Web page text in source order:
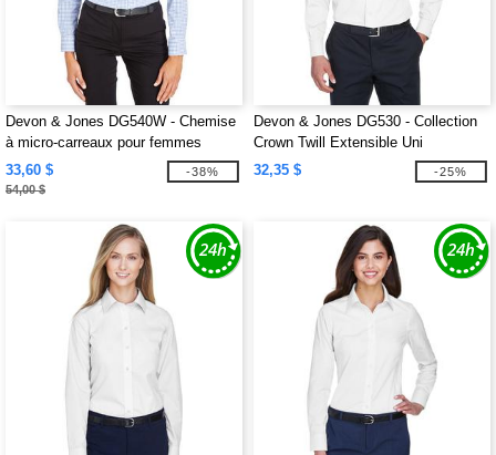
Devon & Jones DG540W - Chemise
à micro-carreaux pour femmes
CrownLux Performance
33,60 $
54,00 $
-38%
Devon & Jones DG530 - Collection
Crown Twill Extensible Uni
32,35 $
-25%